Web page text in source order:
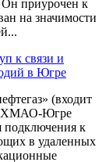
Он приурочен к
на значимости
к связи и
в Югре
(входит
ХМАО-Югре
подключения к
в удаленных